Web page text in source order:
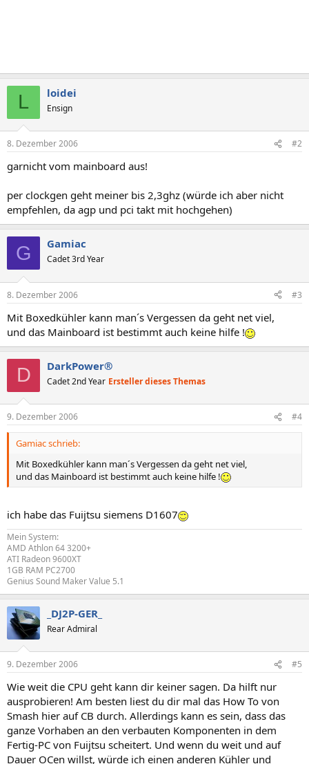
L loidei
Ensign
8. Dezember 2006 #2
garnicht vom mainboard aus!
per clockgen geht meiner bis 2,3ghz (würde ich aber nicht
empfehlen, da agp und pci takt mit hochgehen)
G Gamiac
Cadet 3rd Year
8. Dezember 2006 #3
Mit Boxedkühler kann man´s Vergessen da geht net viel,
und das Mainboard ist bestimmt auch keine hilfe !
D DarkPower®
Cadet 2nd Year Ersteller dieses Themas
9. Dezember 2006 #4
Gamiac schrieb:
Mit Boxedkühler kann man´s Vergessen da geht net viel,
und das Mainboard ist bestimmt auch keine hilfe !
ich habe das Fuijtsu siemens D1607
Mein System:
AMD Athlon 64 3200+
ATI Radeon 9600XT
1GB RAM PC2700
Genius Sound Maker Value 5.1
_DJ2P-GER_
Rear Admiral
9. Dezember 2006 #5
Wie weit die CPU geht kann dir keiner sagen. Da hilft nur
ausprobieren! Am besten liest du dir mal das How To von
Smash hier auf CB durch. Allerdings kann es sein, dass das
ganze Vorhaben an den verbauten Komponenten in dem
Fertig-PC von Fuijtsu scheitert. Und wenn du weit und auf
Dauer OCen willst, würde ich einen anderen Kühler und